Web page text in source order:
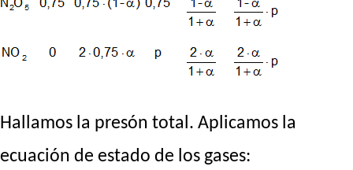
Hallamos la presón total. Aplicamos la
ecuación de estado de los gases: